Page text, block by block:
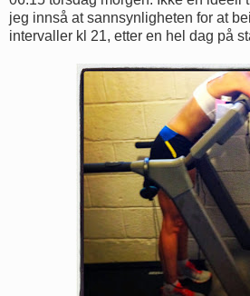
jeg innså at sannsynligheten for at
intervaller kl 21, etter en hel dag på